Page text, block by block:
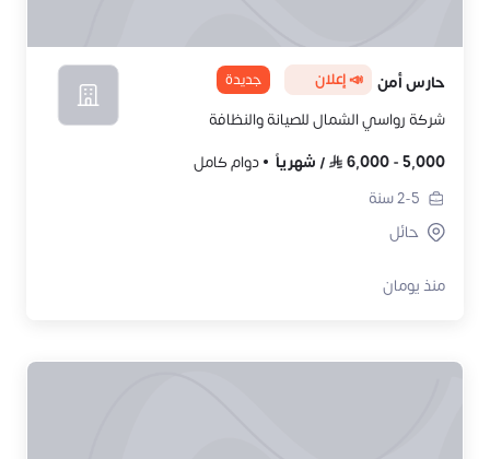
حارس أمن 📣 إعلان جديدة
شركة رواسي الشمال للصيانة والنظافة
5,000
-
6,000
/ شهرياً
دوام كامل
2-5سنة
حائل
منذ يومان